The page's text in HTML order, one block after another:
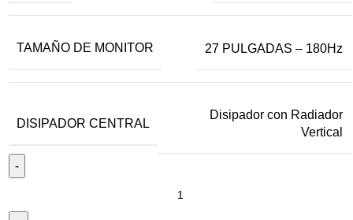
TAMAÑO DE MONITOR 27 PULGADAS – 180Hz
DISIPADOR CENTRAL
Disipador con Radiador
Vertical